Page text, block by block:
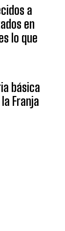
a
en
lo que
básica
Franja